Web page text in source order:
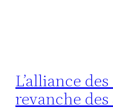
L’alliance
revanche des